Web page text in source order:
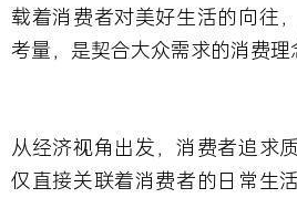
载着消费者对美好生活的向往
考量，是契合大众需求的消费理
从经济视角出发，消费者追求
仅直接关联着消费者的日常生